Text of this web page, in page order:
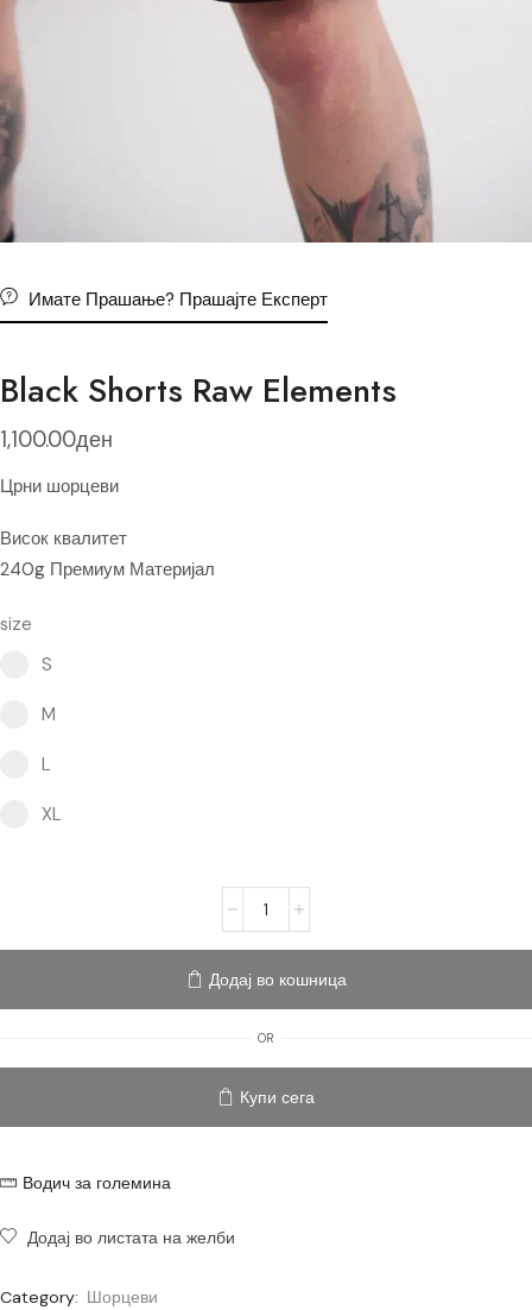
Имате Прашање? Прашајте Експерт
Black Shorts Raw Elements
1,100.00ден
Црни шорцеви
Висок квалитет
240g Премиум Материјал
size
Select pa_size
S
S option for pa_size
M
M option for pa_size
L
L option for pa_size
XL
XL option for pa_size
Додај во кошница
OR
Купи сега
Водич за големина
Додај во листата на желби
Category: Шорцеви